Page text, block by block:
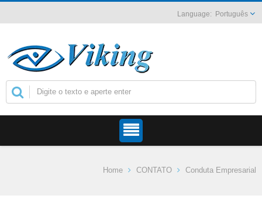
Português
Home CONTATO Conduta Empresarial